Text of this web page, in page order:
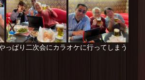
っぱり二次会にカラオケに行ってしまう